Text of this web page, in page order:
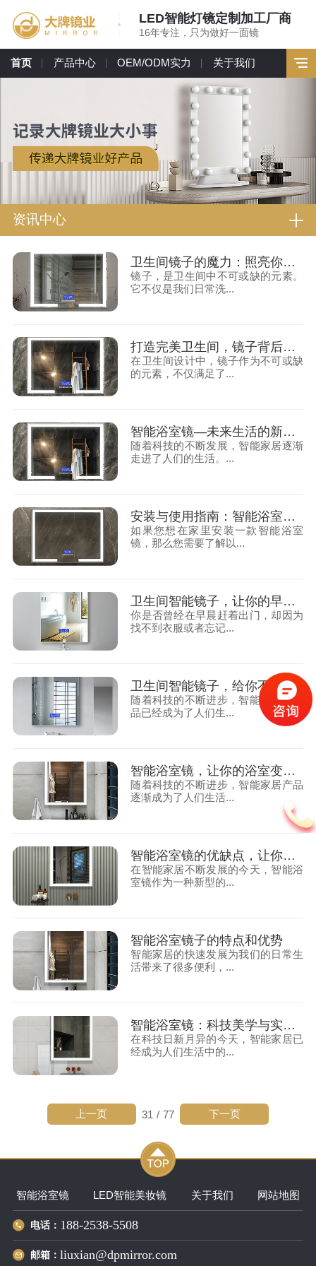
LED智能灯镜定制加工厂商
16年专注，只为做好一面镜
首页 产品中心 OEM/ODM实力 关于我们
资讯中心
卫生间镜子的魔力：照亮你的生活
镜子，是卫生间中不可或缺的元素。
它不仅是我们日常洗...
打造完美卫生间，镜子背后的秘密大揭秘
在卫生间设计中，镜子作为不可或缺
的元素，不仅满足了...
智能浴室镜—未来生活的新伙伴
随着科技的不断发展，智能家居逐渐
走进了人们的生活。...
安装与使用指南：智能浴室镜让您享受智能生活
如果您想在家里安装一款智能浴室
镜，那么您需要了解以...
卫生间智能镜子，让你的早晨更从容
你是否曾经在早晨赶着出门，却因为
找不到衣服或者忘记...
卫生间智能镜子，给你不一样的智能体验
随着科技的不断进步，智能化家居产
品已经成为了人们生...
智能浴室镜，让你的浴室变得更加智能
随着科技的不断进步，智能家居产品
逐渐成为了人们生活...
智能浴室镜的优缺点，让你更全面了解它
在智能家居不断发展的今天，智能浴
室镜作为一种新型的...
智能浴室镜子的特点和优势
智能家居的快速发展为我们的日常生
活带来了很多便利，...
智能浴室镜：科技美学与实用性并存
在科技日新月异的今天，智能家居已
经成为人们生活中的...
31 / 77
上一页 下一页
智能浴室镜 LED智能美妆镜 关于我们 网站地图
电话： 188-2538-5508
邮箱： liuxian@dpmirror.com